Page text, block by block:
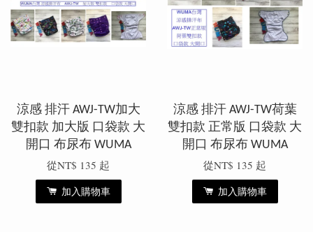
涼感 排汗 AWJ-TW加大
雙扣款 加大版 口袋款 大
開口 布尿布 WUMA
從NT$ 135 起
加入購物車
涼感 排汗 AWJ-TW荷葉
雙扣款 正常版 口袋款 大
開口 布尿布 WUMA
從NT$ 135 起
加入購物車